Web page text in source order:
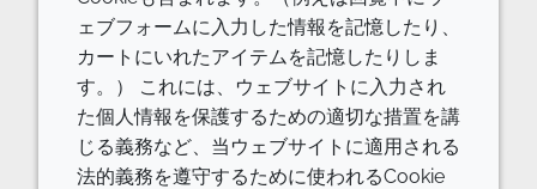
原料の詳細やご相談などはお気軽に
お問い合わせください。
お問い合わせフォーム
ェブフォームに入力した情報を記憶したり、
カートにいれたアイテムを記憶したりしま
す。） これには、ウェブサイトに入力され
た個人情報を保護するための適切な措置を講
じる義務など、当ウェブサイトに適用される
法的義務を遵守するために使われるCookie